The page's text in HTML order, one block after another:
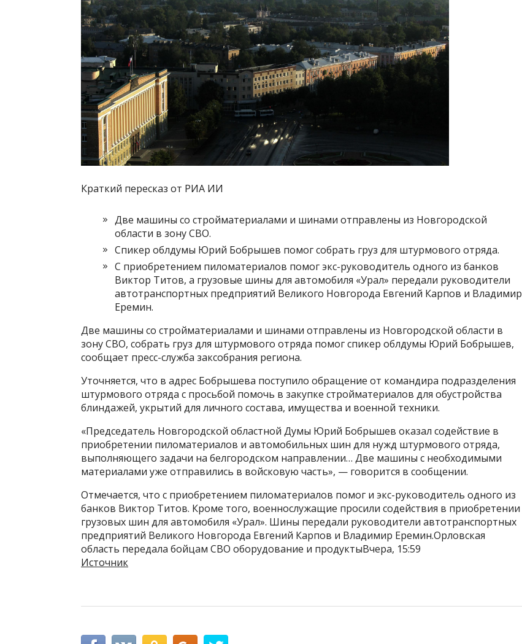
Краткий пересказ от РИА ИИ
Две машины со стройматериалами и шинами отправлены из Новгородской
области в зону СВО.
Спикер облдумы Юрий Бобрышев помог собрать груз для штурмового отряда.
С приобретением пиломатериалов помог экс-руководитель одного из банков
Виктор Титов, а грузовые шины для автомобиля «Урал» передали руководители
автотранспортных предприятий Великого Новгорода Евгений Карпов и Владимир
Еремин.
Две машины со стройматериалами и шинами отправлены из Новгородской области в
зону СВО, собрать груз для штурмового отряда помог спикер облдумы Юрий Бобрышев,
сообщает пресс-служба заксобрания региона.
Уточняется, что в адрес Бобрышева поступило обращение от командира подразделения
штурмового отряда с просьбой помочь в закупке стройматериалов для обустройства
блиндажей, укрытий для личного состава, имущества и военной техники.
«Председатель Новгородской областной Думы Юрий Бобрышев оказал содействие в
приобретении пиломатериалов и автомобильных шин для нужд штурмового отряда,
выполняющего задачи на белгородском направлении… Две машины с необходимыми
материалами уже отправились в войсковую часть», — говорится в сообщении.
Отмечается, что с приобретением пиломатериалов помог и экс-руководитель одного из
банков Виктор Титов. Кроме того, военнослужащие просили содействия в приобретении
грузовых шин для автомобиля «Урал». Шины передали руководители автотранспортных
предприятий Великого Новгорода Евгений Карпов и Владимир Еремин.Орловская
область передала бойцам СВО оборудование и продуктыВчера, 15:59
Источник